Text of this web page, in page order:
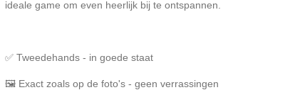
ideale game om even heerlijk bij te ontspannen.
✅ Tweedehands - in goede staat
🖼️ Exact zoals op de foto's - geen verrassingen